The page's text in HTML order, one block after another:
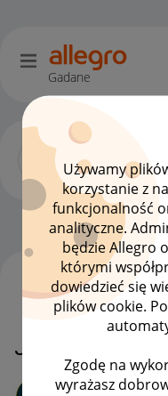
Używamy
korzystanie z
funkcjonalność
analityczne.
będzie Allegro
którymi
dowiedzieć się
plików cookie.
Zgodę na
wyrażasz
Gadane
Zaawansowani
Jak przelac